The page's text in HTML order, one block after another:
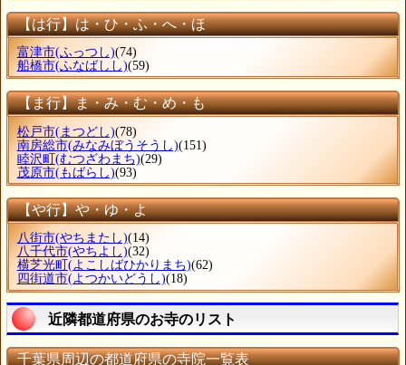
【は行】は・ひ・ふ・へ・ほ
富津市(ふっつし)(74)
船橋市(ふなばしし)(59)
【ま行】ま・み・む・め・も
松戸市(まつどし)(78)
南房総市(みなみぼうそうし)(151)
睦沢町(むつざわまち)(29)
茂原市(もばらし)(93)
【や行】や・ゆ・よ
八街市(やちまたし)(14)
八千代市(やちよし)(32)
横芝光町 (よこしばひかりまち)(62)
四街道市(よつかいどうし)(18)
近隣都道府県のお寺のリスト
千葉県周辺の都道府県の寺院一覧表